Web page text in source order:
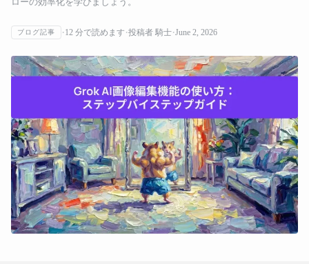
ブログ記事 12 分で読めます 投稿者 騎士 June 2, 2026